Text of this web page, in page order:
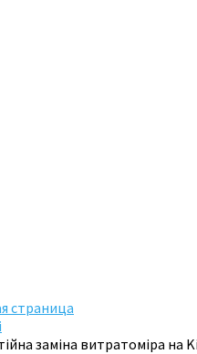
страница
заміна витратоміра на